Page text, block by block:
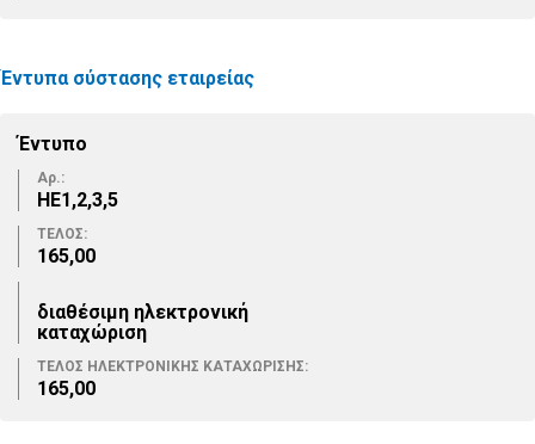
Έντυπα σύστασης εταιρείας
Έντυπο
Αρ.:
ΗΕ1,2,3,5
ΤΕΛΟΣ:
165,00
διαθέσιμη ηλεκτρονική
καταχώριση
ΤΕΛΟΣ ΗΛΕΚΤΡΟΝΙΚΗΣ ΚΑΤΑΧΩΡΙΣΗΣ:
165,00